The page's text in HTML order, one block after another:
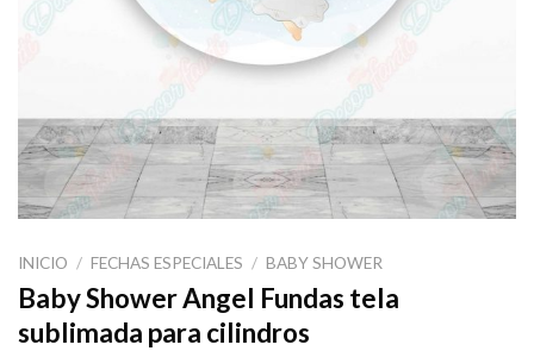
INICIO / FECHAS ESPECIALES / BABY SHOWER
Baby Shower Angel Fundas tela
sublimada para cilindros